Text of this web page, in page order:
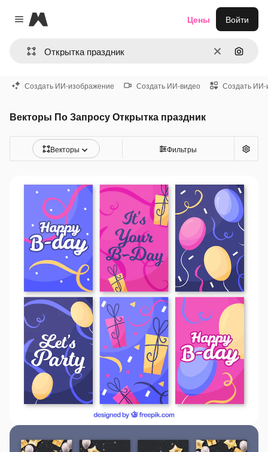
Close menu
Magnific
ОчиститьПоиск
Цены Войти
Создать ИИ-изображение Создать ИИ-видео Создать ИИ-
Векторы По Запросу Открытка праздник
Векторы Фильтры